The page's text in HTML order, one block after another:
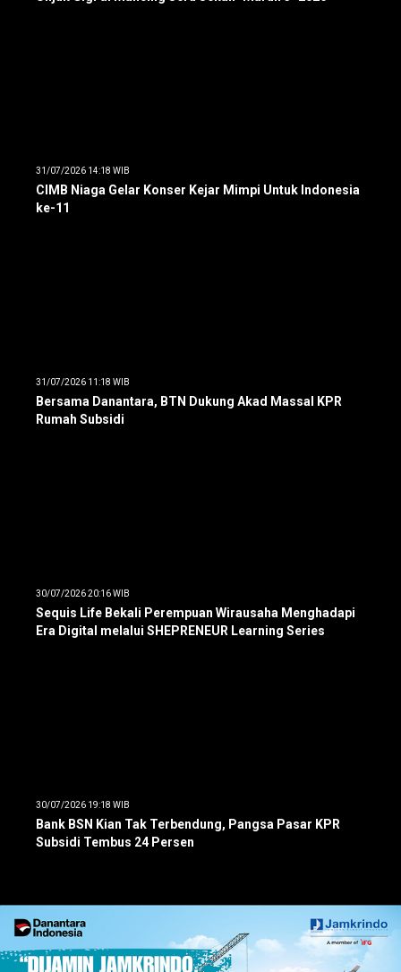
31/07/2026 14:18 WIB
CIMB Niaga Gelar Konser Kejar Mimpi Untuk Indonesia
ke-11
31/07/2026 11:18 WIB
Bersama Danantara, BTN Dukung Akad Massal KPR
Rumah Subsidi
30/07/2026 20:16 WIB
Sequis Life Bekali Perempuan Wirausaha Menghadapi
Era Digital melalui SHEPRENEUR Learning Series
30/07/2026 19:18 WIB
Bank BSN Kian Tak Terbendung, Pangsa Pasar KPR
Subsidi Tembus 24 Persen